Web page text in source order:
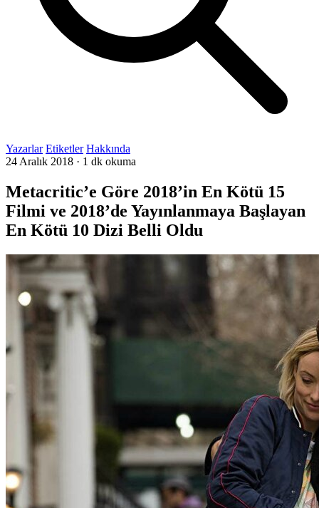
Yazarlar Etiketler Hakkında
24 Aralık 2018 · 1 dk okuma
Metacritic’e Göre 2018’in En Kötü 15
Filmi ve 2018’de Yayınlanmaya Başlayan
En Kötü 10 Dizi Belli Oldu